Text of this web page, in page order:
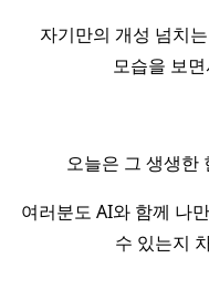
자기만의 개성 넘치
모습을 보
오늘은 그 생생한
여러분도 AI와 함께 나
수 있는지